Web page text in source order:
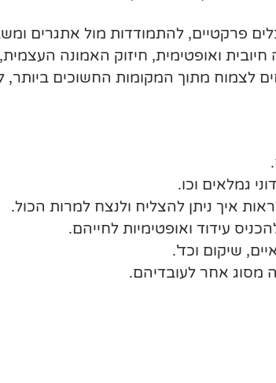
פרקטיים, להתמודדות מול אתגרים
ואופטימית, חיזוק האמונה
לצמוח מתוך המקומות החשוכים ביותר,